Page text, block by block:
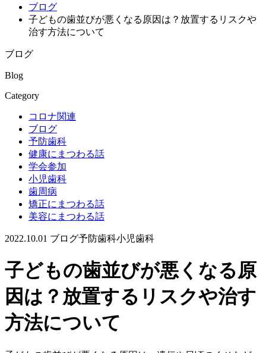
ブログ
子どもの歯並びが悪くなる原因は？放置するリスクや
治す方法について
ブログ
Blog
Category
コロナ関連
ブログ
予防歯科
健康にまつわる話
学会参加
小児歯科
歯周病
矯正にまつわる話
美容にまつわる話
2022.10.01 ブログ予防歯科小児歯科
子どもの歯並びが悪くなる原
因は？放置するリスクや治す
方法について